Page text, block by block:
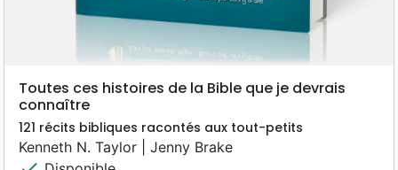
Toutes ces histoires de la Bible que je devrais
connaître
121 récits bibliques racontés aux tout-petits
Kenneth N. Taylor | Jenny Brake